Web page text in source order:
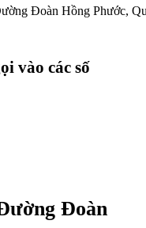
Đoàn Hồng Phước,
vào các số
Đoàn